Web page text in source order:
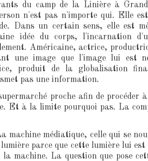
du camp de la Linière à
n'est pas n'importe qui. Elle
Dans un certain sens, elle est
idée du corps, l'incarnation
Américaine, actrice,
une image que l'image lui est
produit de la globalisation
pas une information.
proche afin de
à la limite pourquoi pas. La
machine médiatique, celle qui se
parce que cette lumière lui est
machine. La question que pose